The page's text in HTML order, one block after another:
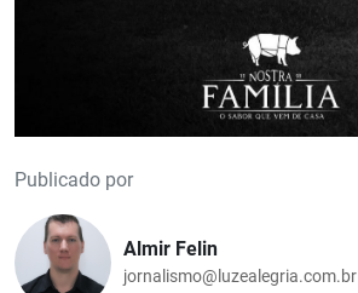
Publicado por
Almir Felin
jornalismo@luzealegria.com.br